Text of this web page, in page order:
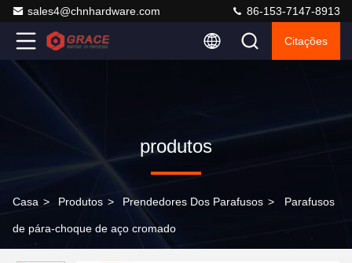
sales4@chnhardware.com 86-153-7147-8913
Citações
produtos
Casa > Produtos > Prendedores Dos Parafusos > Parafusos
de pára-choque de aço cromado